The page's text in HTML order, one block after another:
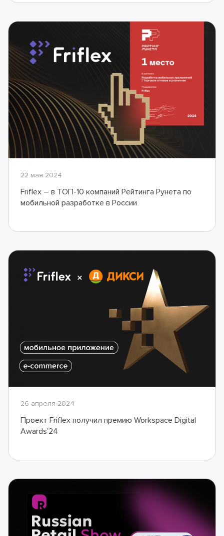
22 мая 2024
Friflex – в ТОП-10 компаний Рейтинга Рунета по
мобильной разработке в России
26 апреля 2024
Проект Friflex получил премию Workspace Digital
Awards’24